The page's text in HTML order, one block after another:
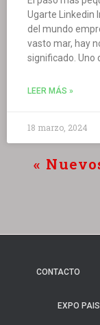
Ugarte Linkedin
del mundo
vasto mar, hay
significado. Uno
LEER MÁS »
18 marzo, 2024
«
CONTACTO
EXPO PAIS